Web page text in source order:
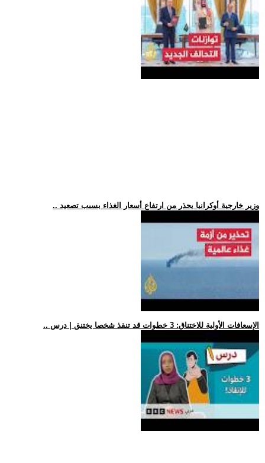
.. وزير خارجية أوكرانيا يحذر من ارتفاع أسعار الغذاء بسبب تصعيد
.. الإسعافات الأولية للاختناق: 3 خطوات قد تنقذ شخصا يختنق | درس